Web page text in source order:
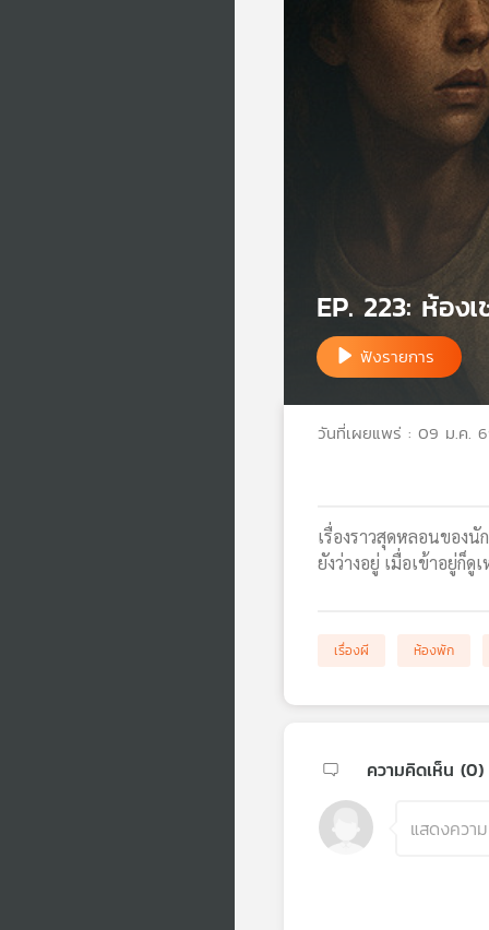
EP. 223: ห้อง
ฟังรายการ
วันที่เผยแพร่ : 09 ม.ค.
เรื่องราวสุดหลอนของ
ยังว่างอยู่ เมื่อเข้าอยู่ก็
เรื่องผี ห้องพัก
ความคิดเห็น (0)